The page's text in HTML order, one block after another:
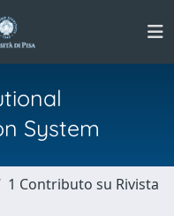
System
1 Contributo su Rivista